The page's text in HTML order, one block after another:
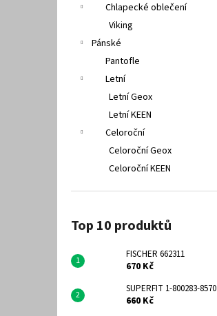
Chlapecké oblečení
Viking
Pánské
Pantofle
Letní
Letní Geox
Letní KEEN
Celoroční
Celoroční Geox
Celoroční KEEN
Top 10 produktů
FISCHER 662311
670 Kč
SUPERFIT 1-800283-8570
660 Kč